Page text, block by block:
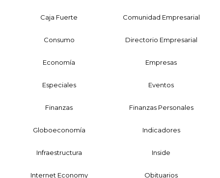
Caja Fuerte Comunidad Empresarial
Consumo Directorio Empresarial
Economía Empresas
Especiales Eventos
Finanzas Finanzas Personales
Globoeconomía Indicadores
Infraestructura Inside
Internet Economy Obituarios